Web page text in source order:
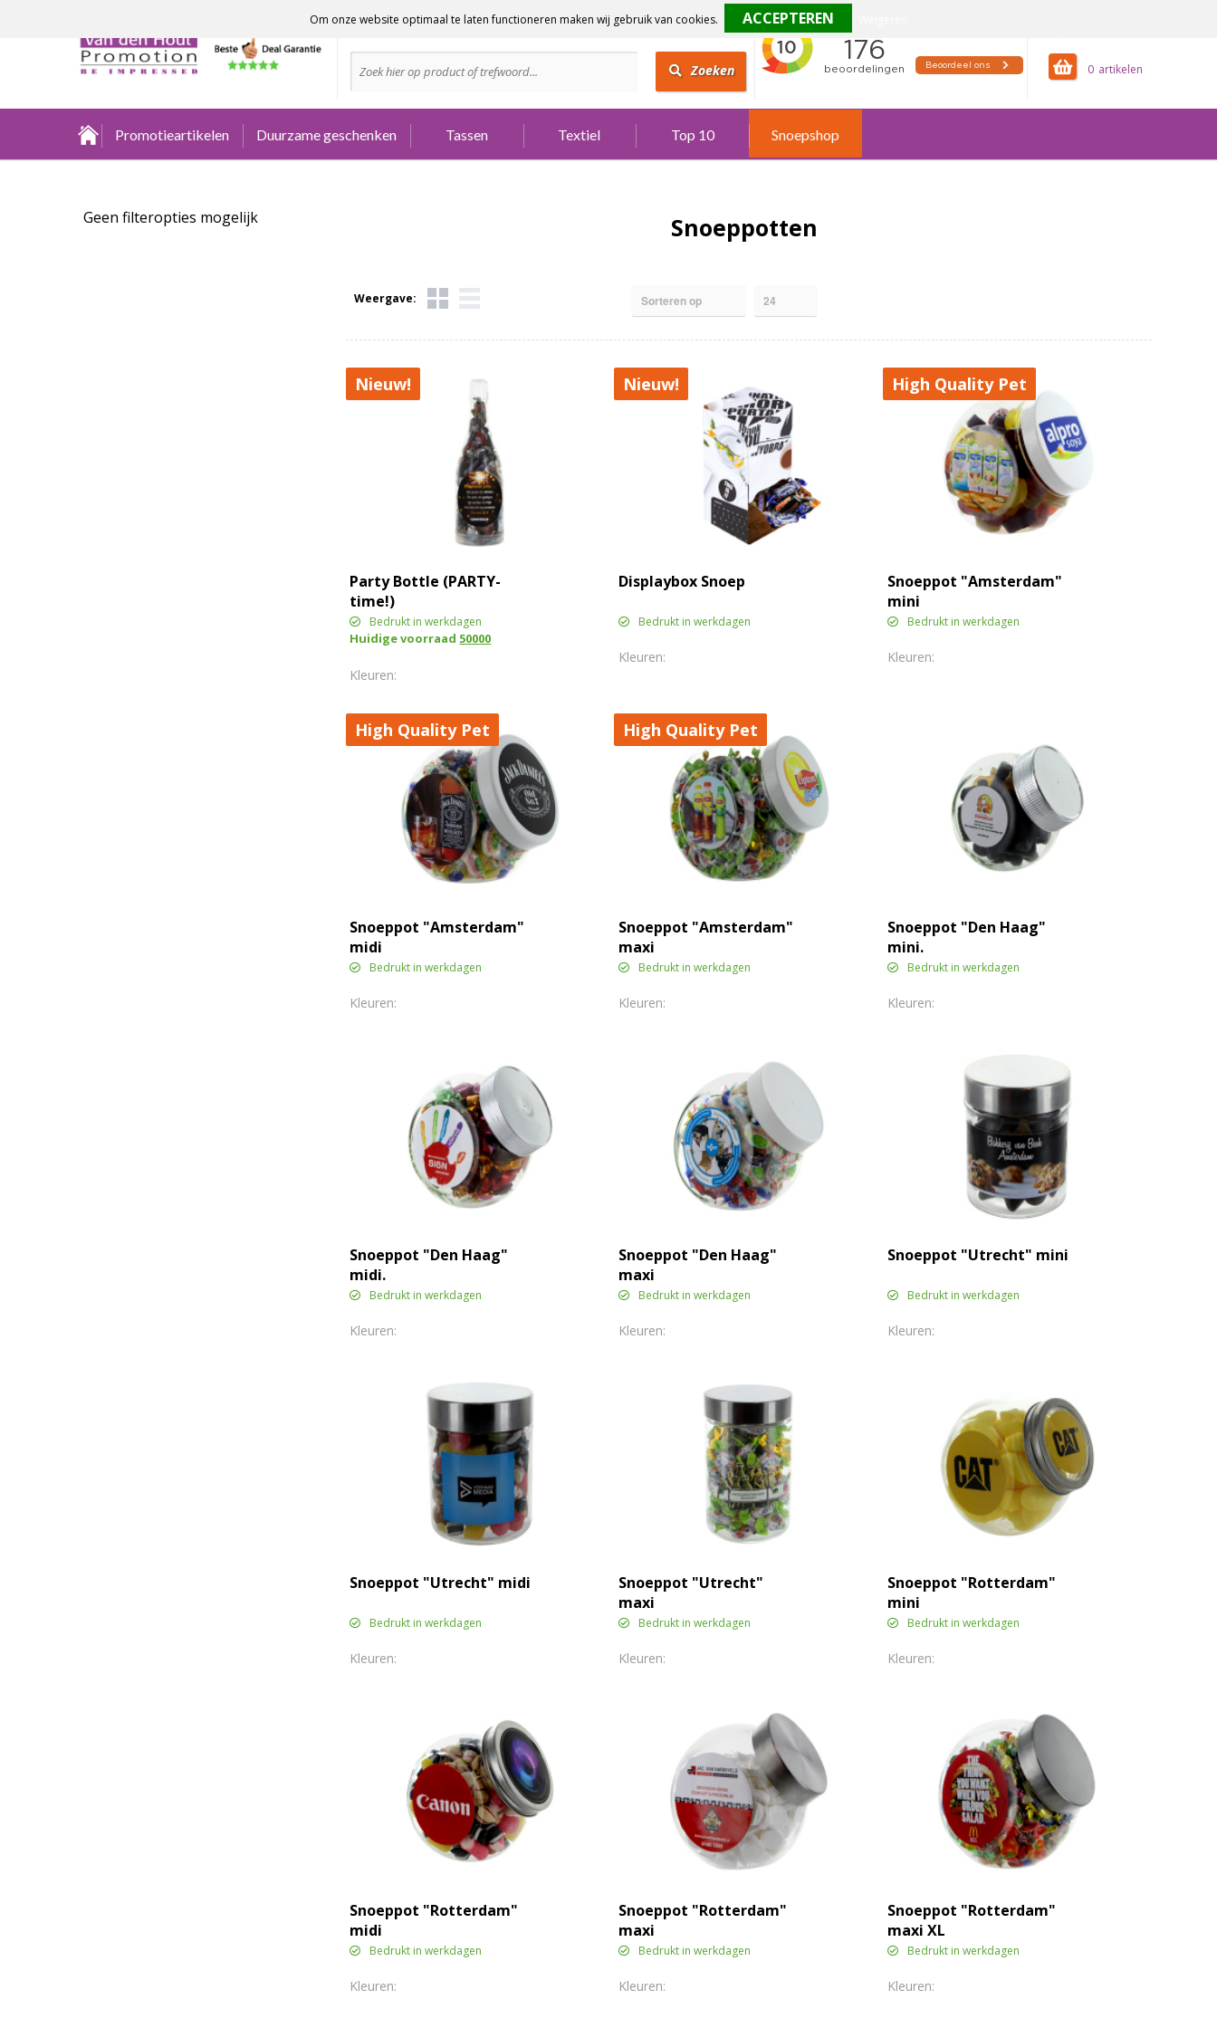
0
Advies nodig?
Zoeken
Promotieartikelen Duurzame geschenken Tassen Textiel Top 10 Snoepshop
Geen filteropties mogelijk Snoeppotten
Weergave:
Nieuw!
Party Bottle (PARTY-
time!)
Bedrukt in werkdagen
Huidige voorraad 50000
Nieuw!
Displaybox Snoep
Bedrukt in werkdagen
High Quality Pet
Snoeppot "Amsterdam"
mini
Bedrukt in werkdagen
High Quality Pet
Snoeppot "Amsterdam"
midi
Bedrukt in werkdagen
High Quality Pet
Snoeppot "Amsterdam"
maxi
Bedrukt in werkdagen
Snoeppot "Den Haag"
mini.
Bedrukt in werkdagen
Snoeppot "Den Haag"
midi.
Bedrukt in werkdagen
Snoeppot "Den Haag"
maxi
Bedrukt in werkdagen
Snoeppot "Utrecht" mini
Bedrukt in werkdagen
Snoeppot "Utrecht" midi
Bedrukt in werkdagen
Snoeppot "Utrecht"
maxi
Bedrukt in werkdagen
Snoeppot "Rotterdam"
mini
Bedrukt in werkdagen
Snoeppot "Rotterdam"
midi
Bedrukt in werkdagen
Snoeppot "Rotterdam"
maxi
Bedrukt in werkdagen
Snoeppot "Rotterdam"
maxi XL
Bedrukt in werkdagen
Om onze website optimaal te laten functioneren maken wij gebruik van cookies.